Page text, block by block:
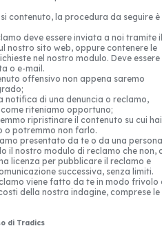
contenuto, la procedura da seguire è
deve essere inviata a noi tramite il
nostro sito web, oppure contenere le
nel nostro modulo. Deve essere
o e-mail.
offensivo non appena saremo
notifica di una denuncia o reclamo,
riteniamo opportuno;
ripristinare il contenuto su cui hai
o potremmo non farlo.
presentato da te o da una persona
il nostro modulo di reclamo che non,
licenza per pubblicare il reclamo e
successiva, senza limiti.
viene fatto da te in modo frivolo
della nostra indagine, comprese le
di Tradics